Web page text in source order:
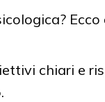
chiari e